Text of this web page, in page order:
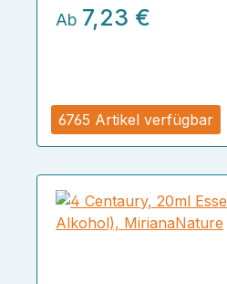
6765 Artikel verfügbar
Ab 7,23 €